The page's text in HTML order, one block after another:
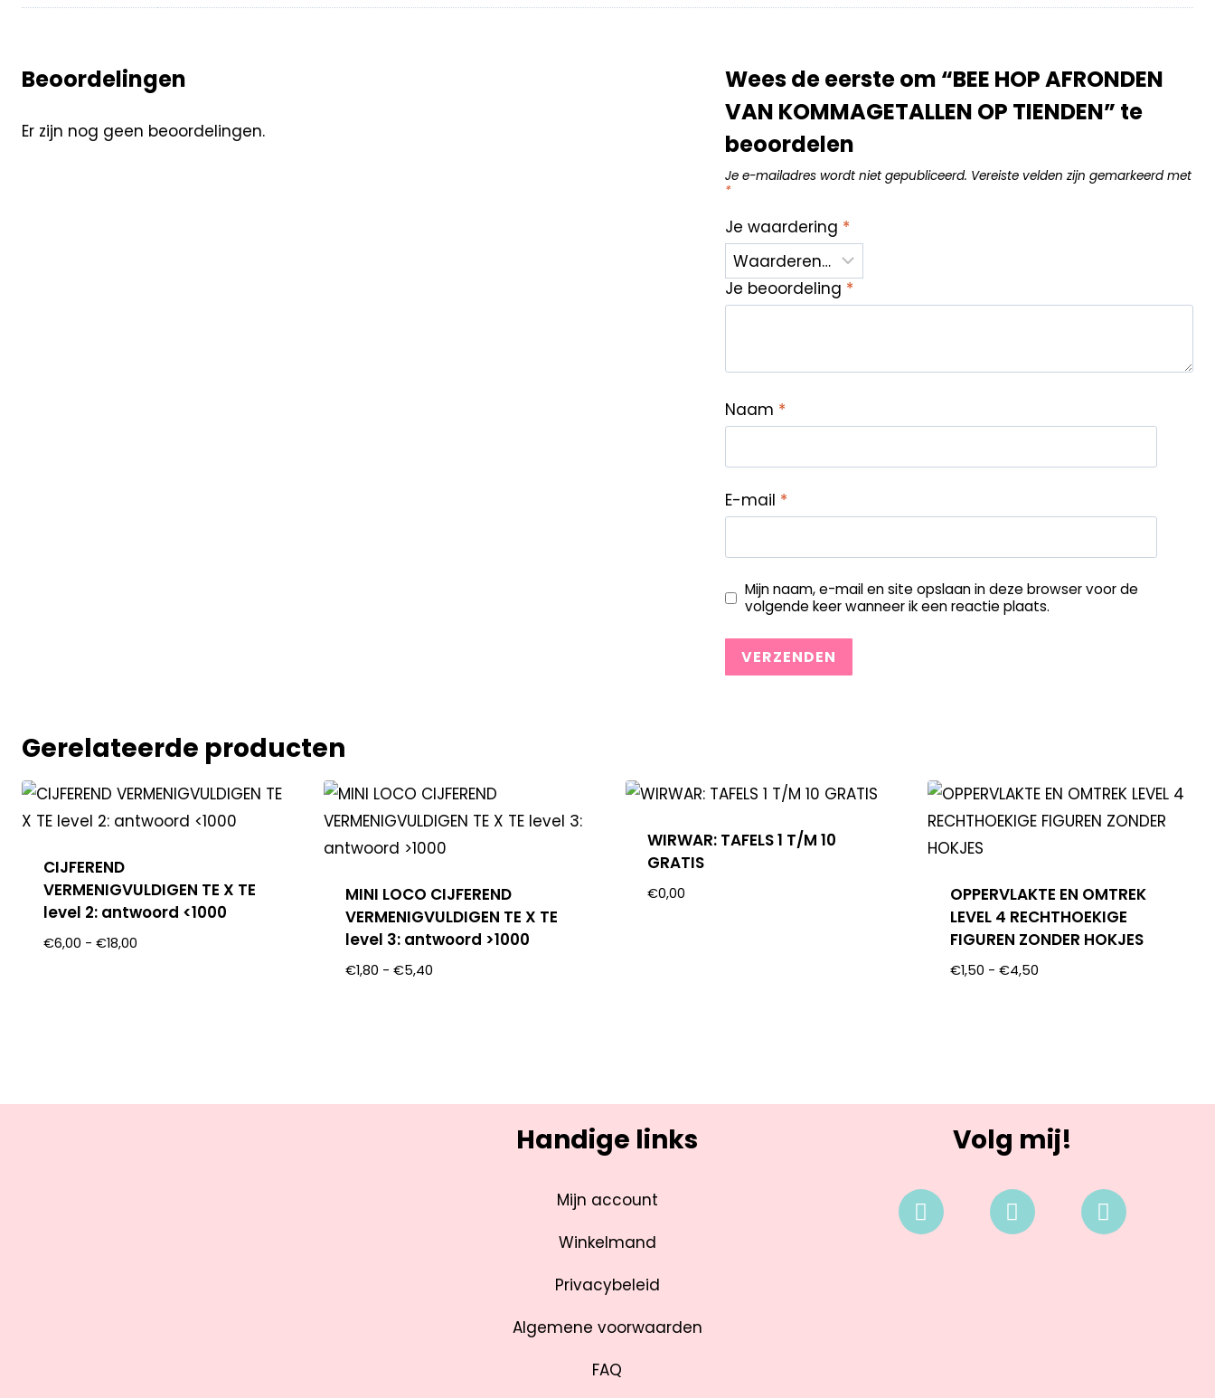
Beoordelingen
Er zijn nog geen beoordelingen.
Wees de eerste om “BEE HOP AFRONDEN
VAN KOMMAGETALLEN OP TIENDEN” te
beoordelen
Je e-mailadres wordt niet gepubliceerd. Vereiste velden zijn gemarkeerd met
*
Je waardering *
Je beoordeling *
Naam *
E-mail *
Mijn naam, e-mail en site opslaan in deze browser voor de
volgende keer wanneer ik een reactie plaats.
Gerelateerde producten
CIJFEREND
VERMENIGVULDIGEN TE X TE
level 2: antwoord <1000
€6,00 - €18,00
MINI LOCO CIJFEREND
VERMENIGVULDIGEN TE X TE
level 3: antwoord >1000
€1,80 - €5,40
WIRWAR: TAFELS 1 T/M 10
GRATIS
€0,00
OPPERVLAKTE EN OMTREK
LEVEL 4 RECHTHOEKIGE
FIGUREN ZONDER HOKJES
€1,50 - €4,50
Handige links
Mijn account
Winkelmand
Privacybeleid
Algemene voorwaarden
FAQ
Volg mij!